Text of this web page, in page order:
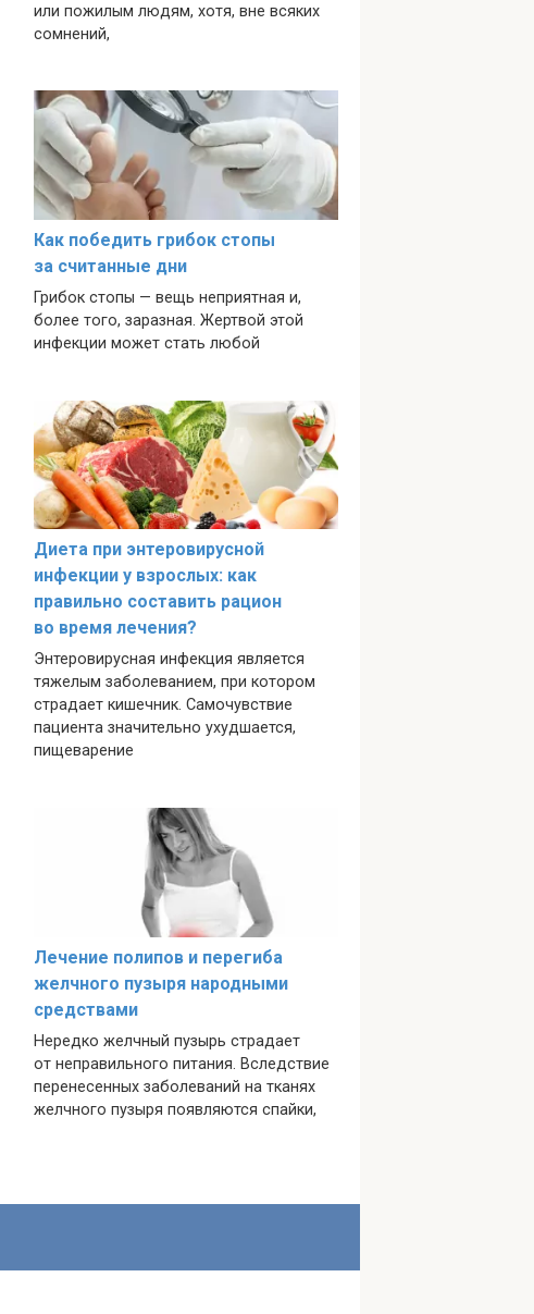
или пожилым людям, хотя, вне всяких
сомнений,
Как победить грибок стопы
за считанные дни
Грибок стопы — вещь неприятная и,
более того, заразная. Жертвой этой
инфекции может стать любой
Диета при энтеровирусной
инфекции у взрослых: как
правильно составить рацион
во время лечения?
Энтеровирусная инфекция является
тяжелым заболеванием, при котором
страдает кишечник. Самочувствие
пациента значительно ухудшается,
пищеварение
Лечение полипов и перегиба
желчного пузыря народными
средствами
Нередко желчный пузырь страдает
от неправильного питания. Вследствие
перенесенных заболеваний на тканях
желчного пузыря появляются спайки,